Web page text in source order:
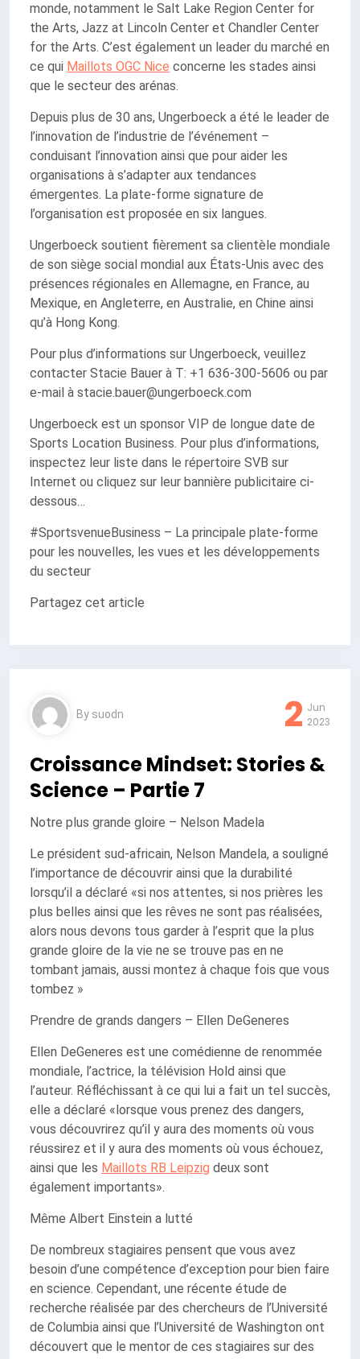
monde, notamment le Salt Lake Region Center for
the Arts, Jazz at Lincoln Center et Chandler Center
for the Arts. C’est également un leader du marché en
ce qui Maillots OGC Nice concerne les stades ainsi
que le secteur des arénas.
Depuis plus de 30 ans, Ungerboeck a été le leader de
l’innovation de l’industrie de l’événement –
conduisant l’innovation ainsi que pour aider les
organisations à s’adapter aux tendances
émergentes. La plate-forme signature de
l’organisation est proposée en six langues.
Ungerboeck soutient fièrement sa clientèle mondiale
de son siège social mondial aux États-Unis avec des
présences régionales en Allemagne, en France, au
Mexique, en Angleterre, en Australie, en Chine ainsi
qu’à Hong Kong.
Pour plus d’informations sur Ungerboeck, veuillez
contacter Stacie Bauer à T: +1 636-300-5606 ou par
e-mail à stacie.bauer@ungerboeck.com
Ungerboeck est un sponsor VIP de longue date de
Sports Location Business. Pour plus d’informations,
inspectez leur liste dans le répertoire SVB sur
Internet ou cliquez sur leur bannière publicitaire ci-
dessous…
#SportsvenueBusiness – La principale plate-forme
pour les nouvelles, les vues et les développements
du secteur
Partagez cet article
By suodn 2 Jun
2023
Croissance Mindset: Stories &
Science – Partie 7
Notre plus grande gloire – Nelson Madela
Le président sud-africain, Nelson Mandela, a souligné
l’importance de découvrir ainsi que la durabilité
lorsqu’il a déclaré «si nos attentes, si nos prières les
plus belles ainsi que les rêves ne sont pas réalisées,
alors nous devons tous garder à l’esprit que la plus
grande gloire de la vie ne se trouve pas en ne
tombant jamais, aussi montez à chaque fois que vous
tombez »
Prendre de grands dangers – Ellen DeGeneres
Ellen DeGeneres est une comédienne de renommée
mondiale, l’actrice, la télévision Hold ainsi que
l’auteur. Réfléchissant à ce qui lui a fait un tel succès,
elle a déclaré «lorsque vous prenez des dangers,
vous découvrirez qu’il y aura des moments où vous
réussirez et il y aura des moments où vous échouez,
ainsi que les Maillots RB Leipzig deux sont
également importants».
Même Albert Einstein a lutté
De nombreux stagiaires pensent que vous avez
besoin d’une compétence d’exception pour bien faire
en science. Cependant, une récente étude de
recherche réalisée par des chercheurs de l’Université
de Columbia ainsi que l’Université de Washington ont
découvert que le mentor de ces stagiaires sur des